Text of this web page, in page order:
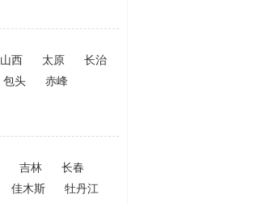
山西 太原
长治
包头
赤峰
吉林
长春
佳木斯
牡丹江